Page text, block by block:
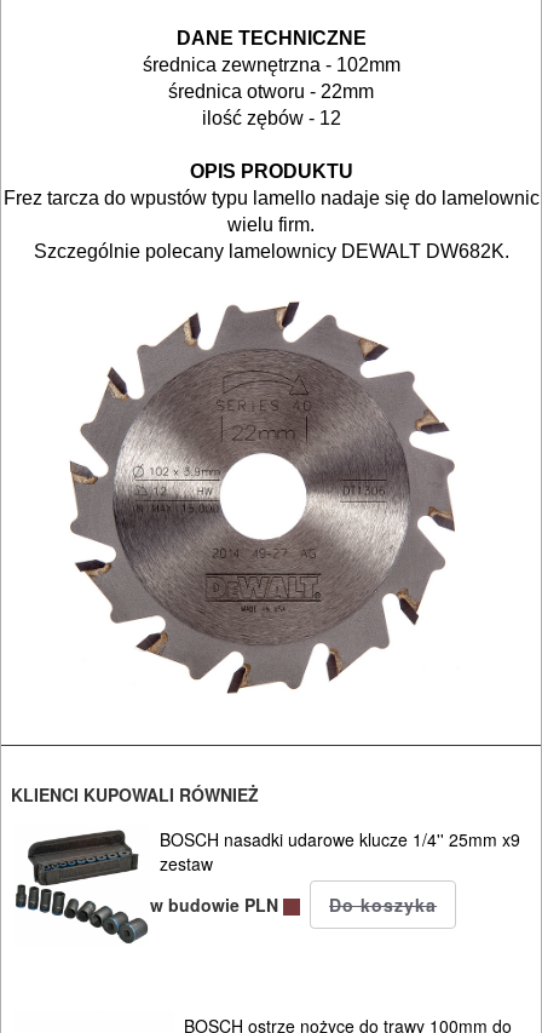
BUDOWLANE
MASZYNY
BRUKARSKIE
OBRÓBKA
DREWNA
WARSZTATOWE
RĘCZNE
NARZĘDZIA
OSPRZĘT
HYDRAULICZNE
AKCESORIA
KOMPRESORY
NARZĘDZIA
DANE TECHNICZNE
średnica zewnętrzna - 102mm
średnica otworu - 22mm
ilość zębów - 12
OPIS PRODUKTU
Frez tarcza do wpustów typu lamello nadaje się do lamelownic
wielu firm.
Szczególnie polecany lamelownicy DEWALT DW682K.
KLIENCI KUPOWALI RÓWNIEŻ
BOSCH nasadki udarowe klucze 1/4'' 25mm x9
zestaw
w budowie PLN
BOSCH ostrze nożyce do trawy 100mm do